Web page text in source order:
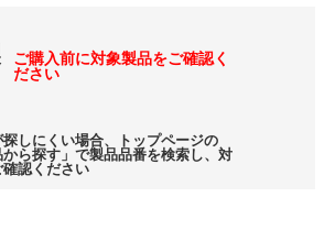
ご購入前に対象製品をご確認く
ださい
しにくい場合、トップページの
ら探す」で製品品番を検索し、対
認ください